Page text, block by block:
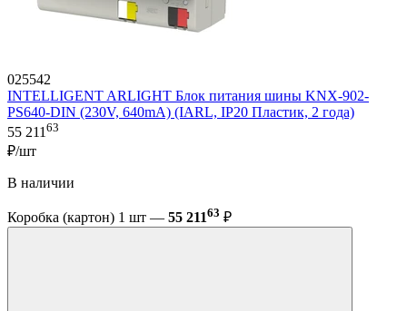
025542
INTELLIGENT ARLIGHT Блок питания шины KNX-902-
PS640-DIN (230V, 640mA) (IARL, IP20 Пластик, 2 года)
55 211 63
₽/шт
В наличии
Коробка (картон) 1 шт — 55 21163 ₽